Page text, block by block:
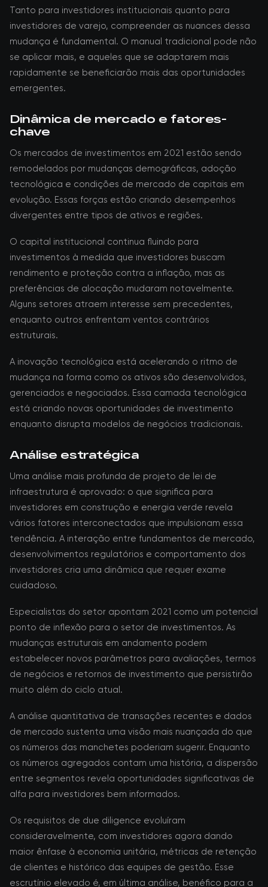
Tanto para investidores institucionais quanto para
investidores de varejo, compreender as nuances dessa
mudança é fundamental. O manual tradicional pode não
se aplicar mais, e aqueles que se adaptarem mais
rapidamente se beneficiarão mais das oportunidades
emergentes.
Dinâmica de mercado e fatores-
chave
Os mercados de investimentos em 2021 estão sendo
remodelados por mudanças demográficas, adoção
tecnológica e condições de mercado de capitais em
evolução. Essas forças estão criando desempenhos
divergentes entre tipos de ativos e regiões.
O capital institucional continua fluindo para
investimentos à medida que investidores buscam
rendimento e proteção contra a inflação, mas as
preferências de alocação mudaram notavelmente.
Alguns setores atraem interesse sem precedentes,
enquanto outros enfrentam ventos contrários
estruturais.
A inovação tecnológica está acelerando o ritmo de
mudança na forma como os ativos são desenvolvidos,
gerenciados e negociados. Essa camada tecnológica
está criando novas oportunidades de investimento
enquanto disrupta modelos de negócios tradicionais.
Análise estratégica
Uma análise mais profunda de projeto de lei de
infraestrutura é aprovado: o que significa para
investidores em construção e energia verde revela
vários fatores interconectados que impulsionam essa
tendência. A interação entre fundamentos de mercado,
desenvolvimentos regulatórios e comportamento dos
investidores cria uma dinâmica que requer exame
cuidadoso.
Especialistas do setor apontam 2021 como um potencial
ponto de inflexão para o setor de investimentos. As
mudanças estruturais em andamento podem
estabelecer novos parâmetros para avaliações, termos
de negócios e retornos de investimento que persistirão
muito além do ciclo atual.
A análise quantitativa de transações recentes e dados
de mercado sustenta uma visão mais nuançada do que
os números das manchetes poderiam sugerir. Enquanto
os números agregados contam uma história, a dispersão
entre segmentos revela oportunidades significativas de
alfa para investidores bem informados.
Os requisitos de due diligence evoluíram
consideravelmente, com investidores agora dando
maior ênfase à economia unitária, métricas de retenção
de clientes e histórico das equipes de gestão. Esse
escrutínio elevado é, em última análise, benéfico para a